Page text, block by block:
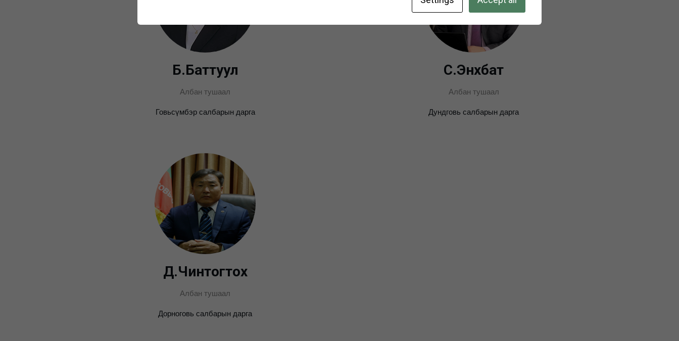
Б.Баттуул
Албан тушаал
Говьсүмбэр салбарын дарга
С.Энхбат
Албан тушаал
Дундговь салбарын дарга
Д.Чинтогтох
Албан тушаал
Дорноговь салбарын дарга